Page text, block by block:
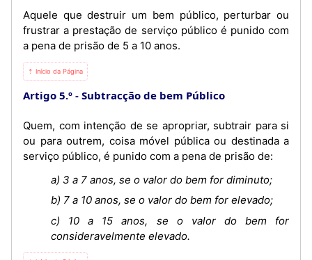
Aquele que destruir um bem público, perturbar ou
frustrar a prestação de serviço público é punido com
a pena de prisão de 5 a 10 anos.
⇡ Início da Página
Artigo 5.º Subtracção de bem Público
Quem, com intenção de se apropriar, subtrair para si
ou para outrem, coisa móvel pública ou destinada a
serviço público, é punido com a pena de prisão de:
a) 3 a 7 anos, se o valor do bem for diminuto;
b) 7 a 10 anos, se o valor do bem for elevado;
c) 10 a 15 anos, se o valor do bem for
consideravelmente elevado.